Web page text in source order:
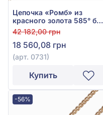
Цепочка «Ромб» из
красного золота 585° без
вставки, арт. 0731
42 182,00 грн
18 560,08 грн
(арт. 0731)
Купить
-56%